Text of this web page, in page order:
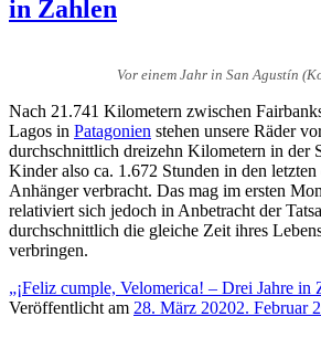
in Zahlen
Vor einem Jahr in San Agustín
Nach 21.741 Kilometern zwischen
Lagos in Patagonien stehen unsere Räder
durchschnittlich dreizehn Kilometern in der
Kinder also ca. 1.672 Stunden in den letzten
Anhänger verbracht. Das mag im ersten
relativiert sich jedoch in Anbetracht der
durchschnittlich die gleiche Zeit ihres
verbringen.
„¡Feliz cumple, Velomerica! – Drei Jahre in
Veröffentlicht am 28. März 20202. Februar